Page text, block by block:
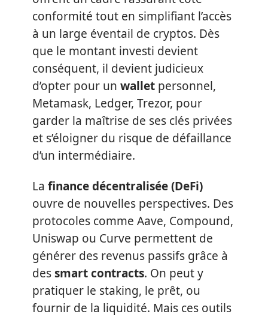
conformité tout en simplifiant l’accès
à un large éventail de cryptos. Dès
que le montant investi devient
conséquent, il devient judicieux
d’opter pour un wallet personnel,
Metamask, Ledger, Trezor, pour
garder la maîtrise de ses clés privées
et s’éloigner du risque de défaillance
d’un intermédiaire.
La finance décentralisée (DeFi)
ouvre de nouvelles perspectives. Des
protocoles comme Aave, Compound,
Uniswap ou Curve permettent de
générer des revenus passifs grâce à
dessmart contracts. On peut y
pratiquer le staking, le prêt, ou
fournir de la liquidité. Mais ces outils